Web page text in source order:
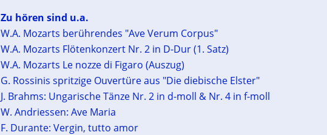
Zu hören sind u.a.
W.A. Mozarts berührendes "Ave Verum Corpus"
W.A. Mozarts Flötenkonzert Nr. 2 in D-Dur (1. Satz)
W.A. Mozarts Le nozze di Figaro (Auszug)
G. Rossinis spritzige Ouvertüre aus "Die diebische Elster"
J. Brahms: Ungarische Tänze Nr. 2 in d-moll & Nr. 4 in f-moll
W. Andriessen: Ave Maria
F. Durante: Vergin, tutto amor